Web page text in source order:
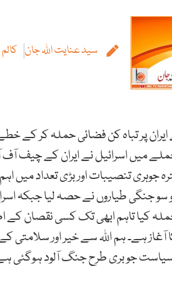
سید عنایت اللہ جان
ایران پر تباہ کن فضائی حملہ کر
اسرائیل نے ایران کے چیف آف
جوہری تنصیبات اور بڑی تعداد میں
سو جنگی طیاروں نے حصہ لیا جبکہ
کیا تاہم ابھی تک کسی نقصان
ہے۔ ہم اللہ سے خیر اور سلامتی
سیاست جو بری طرح جنگ آلود ہوگئی